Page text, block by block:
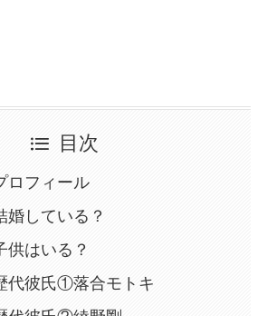
目次
ロフィール
婚している？
供はいる？
代彼氏①落合モトキ